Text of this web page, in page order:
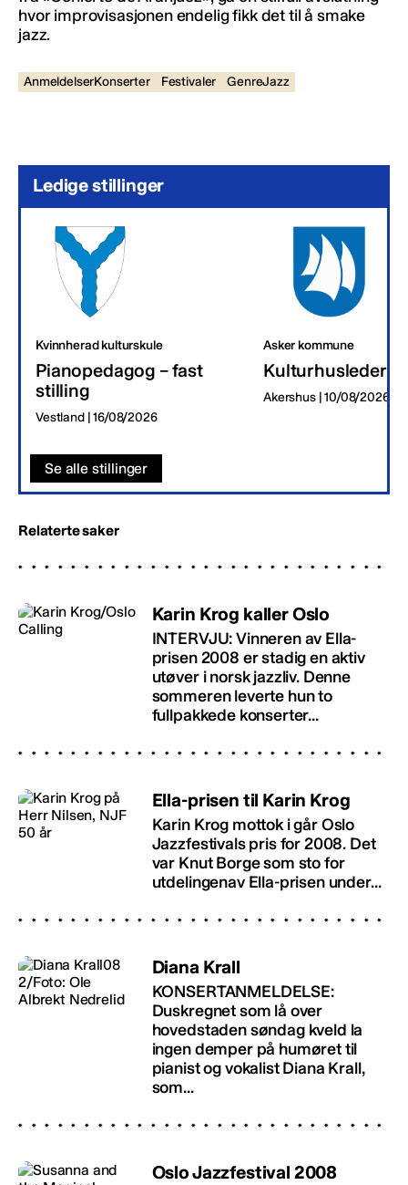
hvor improvisasjonen endelig fikk det til å smake
jazz.
AnmeldelserKonserter Festivaler GenreJazz
Ledige stillinger
Kvinnherad kulturskule
Pianopedagog – fast
stilling
Vestland | 16/08/2026
Asker kommune
Kulturhusleder
Akershus | 10/08/2026
Se alle stillinger
Relaterte saker
Karin Krog kaller Oslo
INTERVJU: Vinneren av Ella-
prisen 2008 er stadig en aktiv
utøver i norsk jazzliv. Denne
sommeren leverte hun to
fullpakkede konserter...
Ella-prisen til Karin Krog
Karin Krog mottok i går Oslo
Jazzfestivals pris for 2008. Det
var Knut Borge som sto for
utdelingenav Ella-prisen under...
Diana Krall
KONSERTANMELDELSE:
Duskregnet som lå over
hovedstaden søndag kveld la
ingen demper på humøret til
pianist og vokalist Diana Krall,
som...
Oslo Jazzfestival 2008